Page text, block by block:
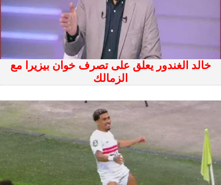
خالد الغندور يعلق على تصرف خوان بيزيرا مع
الزمالك